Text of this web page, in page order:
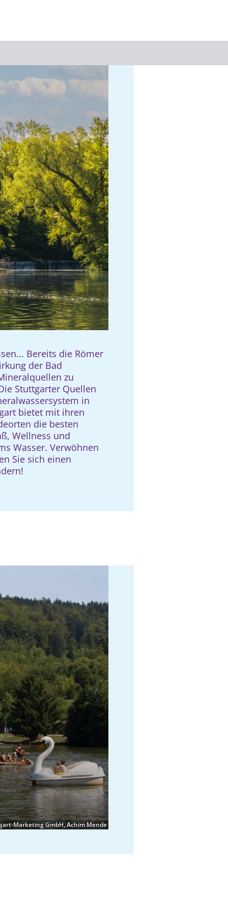
Suchbegriff
Das könnte Sie interessieren
Stadtführungen
Ausflugsziele
Wein
Wandern
Bereits die Römer
der Bad
zu
Stuttgarter Quellen
in
bietet mit ihren
die besten
Wellness und
Wasser. Verwöhnen
Sie sich einen
Marketing GmbH, Achim Mende